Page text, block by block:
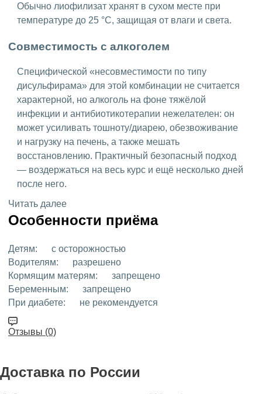
Обычно лиофилизат хранят в сухом месте при
температуре до 25 °C, защищая от влаги и света.
Совместимость с алкоголем
Специфической «несовместимости по типу
дисульфирама» для этой комбинации не считается
характерной, но алкоголь на фоне тяжёлой
инфекции и антибиотикотерапии нежелателен: он
может усиливать тошноту/диарею, обезвоживание
и нагрузку на печень, а также мешать
восстановлению. Практичный безопасный подход
— воздержаться на весь курс и ещё несколько дней
после него.
Читать далее
Особенности приёма
Детям:
с осторожностью
Водителям:
разрешено
Кормящим матерям:
запрещено
Беременным:
запрещено
При диабете:
не рекомендуется
Отзывы (0)
Доставка по России